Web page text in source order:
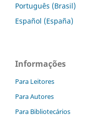
Português (Brasil)
Español (España)
Informações
Para Leitores
Para Autores
Para Bibliotecários